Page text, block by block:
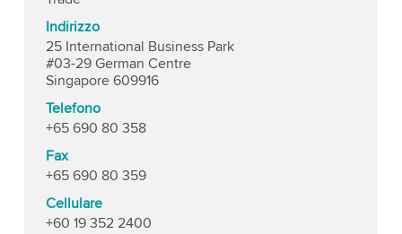
Indirizzo
25 International Business Park
#03-29 German Centre
Singapore 609916
Telefono
+65 690 80 358
Fax
+65 690 80 359
Cellulare
+60 19 352 2400